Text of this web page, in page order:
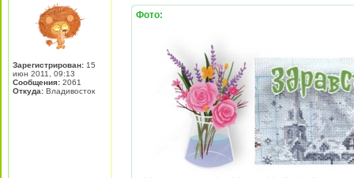
Зарегистрирован: 15
июн 2011, 09:13
Сообщения: 2061
Откуда: Владивосток
Фото: